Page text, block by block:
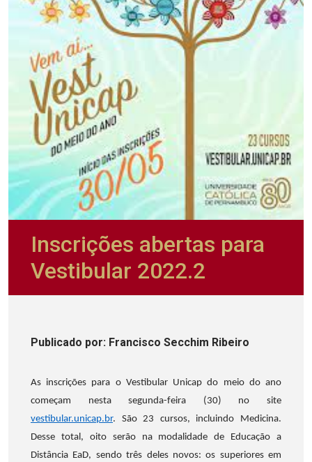
Inscrições abertas para
Vestibular 2022.2
Publicado por: Francisco Secchim Ribeiro
As inscrições para o Vestibular Unicap do meio do ano
começam nesta segunda-feira (30) no site
vestibular.unicap.br. São 23 cursos, incluindo Medicina.
Desse total, oito serão na modalidade de Educação a
Distância EaD, sendo três deles novos: os superiores em